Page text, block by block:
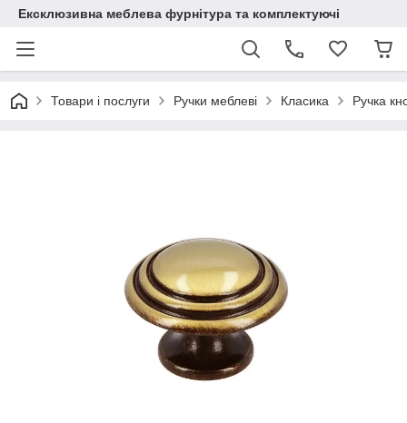
Ексклюзивна меблева фурнітура та комплектуючі
Товари і послуги Ручки меблеві Класика Ручка